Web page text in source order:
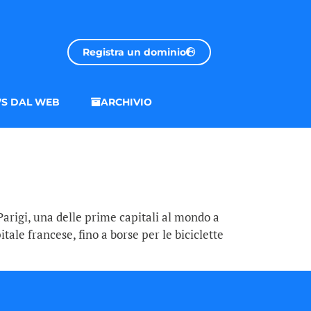
Registra un dominio
DAL WEB ARCHIVIO
una delle prime capitali al mondo a
francese, fino a borse per le biciclette